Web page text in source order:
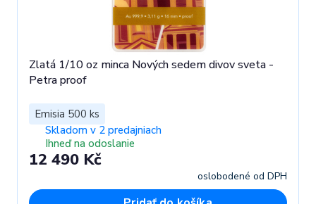
Zlatá 1/10 oz minca Nových sedem divov sveta -
Petra proof
Emisia 500 ks
Skladom v 2 predajniach
Ihneď na odoslanie
12 490 Kč
oslobodené od DPH